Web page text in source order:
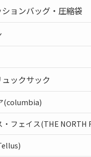
ョンバッグ・圧縮袋
ックサック
(columbia)
フェイス(THE NORTH